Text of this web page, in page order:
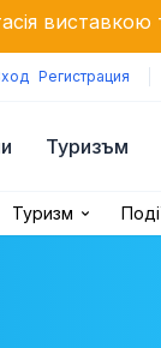
та концертом
Регистрация
Туризъм
Туризм